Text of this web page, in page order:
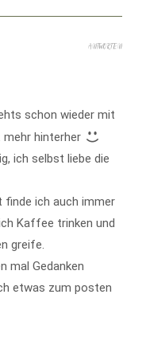
schon wieder mit
hinterher
ich selbst liebe die
finde ich auch immer
Kaffee trinken und
greife.
mal Gedanken
etwas zum posten
ANTWORTEN